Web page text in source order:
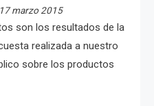
marzo 2015
son los resultados de la
realizada a nuestro
sobre los productos